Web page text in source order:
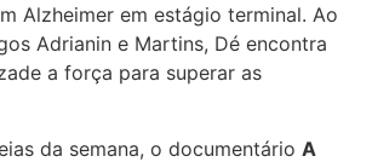
Alzheimer em estágio terminal. Ao
Adrianin e Martins, Dé encontra
a força para superar as
da semana, o documentário A